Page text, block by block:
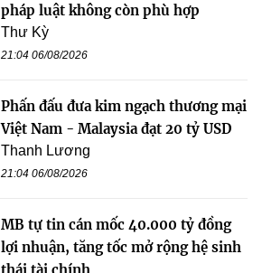
pháp luật không còn phù hợp
Thư Kỳ
21:04 06/08/2026
Phấn đấu đưa kim ngạch thương mại
Việt Nam - Malaysia đạt 20 tỷ USD
Thanh Lương
21:04 06/08/2026
MB tự tin cán mốc 40.000 tỷ đồng
lợi nhuận, tăng tốc mở rộng hệ sinh
thái tài chính